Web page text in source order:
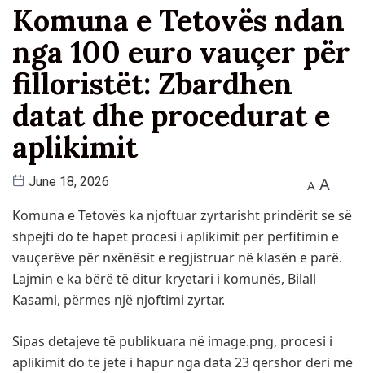
Komuna e Tetovës ndan
nga 100 euro vauçer për
filloristët: Zbardhen
datat dhe procedurat e
aplikimit
June 18, 2026 A A
Komuna e Tetovës ka njoftuar zyrtarisht prindërit se së
shpejti do të hapet procesi i aplikimit për përfitimin e
vauçerëve për nxënësit e regjistruar në klasën e parë.
Lajmin e ka bërë të ditur kryetari i komunës, Bilall
Kasami, përmes një njoftimi zyrtar.
Sipas detajeve të publikuara në image.png, procesi i
aplikimit do të jetë i hapur nga data 23 qershor deri më